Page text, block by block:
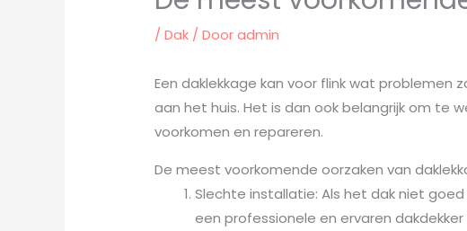
/Dak / Dooradmin
Een daklekkage kan voor flink wat problemen
aan het huis. Het is dan ook belangrijk om te
voorkomen en repareren.
De meest voorkomende oorzaken van
Slechte installatie: Als het dak niet
een professionele en ervaren